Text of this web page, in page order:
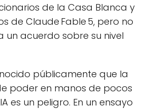
de la Casa Blanca y
de Claude Fable 5, pero no
un acuerdo sobre su nivel
públicamente que la
poder en manos de pocos
es un peligro. En un ensayo